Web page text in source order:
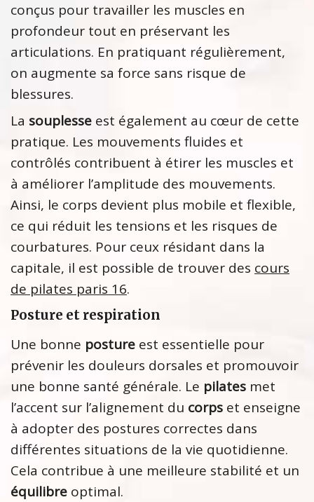
conçus pour travailler les muscles en
profondeur tout en préservant les
articulations. En pratiquant régulièrement,
on augmente sa force sans risque de
blessures.
La souplesse est également au cœur de cette
pratique. Les mouvements fluides et
contrôlés contribuent à étirer les muscles et
à améliorer l’amplitude des mouvements.
Ainsi, le corps devient plus mobile et flexible,
ce qui réduit les tensions et les risques de
courbatures. Pour ceux résidant dans la
capitale, il est possible de trouver des cours
de pilates paris 16.
Posture et respiration
Une bonne posture est essentielle pour
prévenir les douleurs dorsales et promouvoir
une bonne santé générale. Le pilates met
l’accent sur l’alignement du corps et enseigne
à adopter des postures correctes dans
différentes situations de la vie quotidienne.
Cela contribue à une meilleure stabilité et un
équilibre optimal.